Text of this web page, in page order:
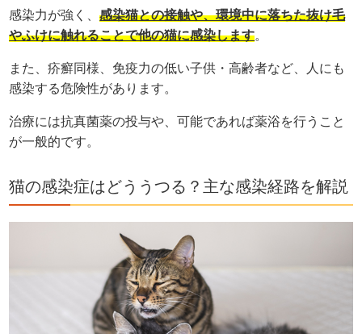
感染力が強く、感染猫との接触や、環境中に落ちた抜け毛
やふけに触れることで他の猫に感染します。
また、疥癬同様、免疫力の低い子供・高齢者など、人にも
感染する危険性があります。
治療には抗真菌薬の投与や、可能であれば薬浴を行うこと
が一般的です。
猫の感染症はどううつる？主な感染経路を解説